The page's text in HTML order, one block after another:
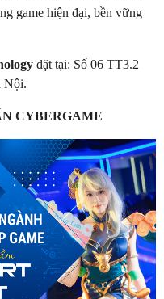
game hiện đại, bền vững
đặt tại: Số 06 TT3.2
Nội.
CYBERGAME